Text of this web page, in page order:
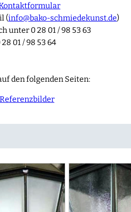
(info@bako-schmiedekunst.de)
unter 0 28 01 / 98 53 63
01 / 98 53 64
den folgenden Seiten: